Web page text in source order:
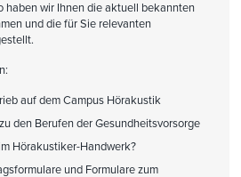
haben wir Ihnen die aktuell bekannten
und die für Sie relevanten
auf dem Campus Hörakustik
den Berufen der Gesundheitsvorsorge
Hörakustiker-Handwerk?
und Formulare zum